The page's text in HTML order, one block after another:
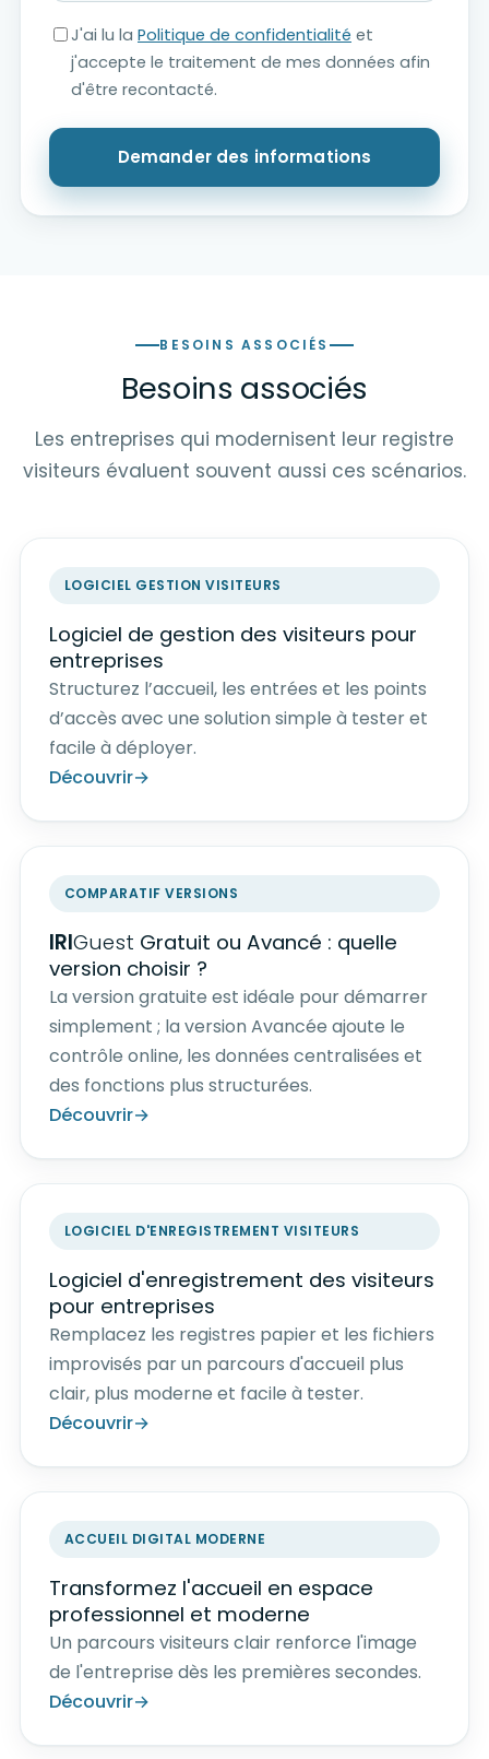
J'ai lu la Politique de confidentialité et
j'accepte le traitement de mes données afin
d'être recontacté.
Demander des informations
BESOINS ASSOCIÉS
Besoins associés
Les entreprises qui modernisent leur registre
visiteurs évaluent souvent aussi ces scénarios.
LOGICIEL GESTION VISITEURS
Logiciel de gestion des visiteurs pour
entreprises
Structurez l’accueil, les entrées et les points
d’accès avec une solution simple à tester et
facile à déployer.
Découvrir
COMPARATIF VERSIONS
IRIGuest Gratuit ou Avancé : quelle
version choisir ?
La version gratuite est idéale pour démarrer
simplement ; la version Avancée ajoute le
contrôle online, les données centralisées et
des fonctions plus structurées.
Découvrir
LOGICIEL D'ENREGISTREMENT VISITEURS
Logiciel d'enregistrement des visiteurs
pour entreprises
Remplacez les registres papier et les fichiers
improvisés par un parcours d'accueil plus
clair, plus moderne et facile à tester.
Découvrir
ACCUEIL DIGITAL MODERNE
Transformez l'accueil en espace
professionnel et moderne
Un parcours visiteurs clair renforce l'image
de l'entreprise dès les premières secondes.
Découvrir